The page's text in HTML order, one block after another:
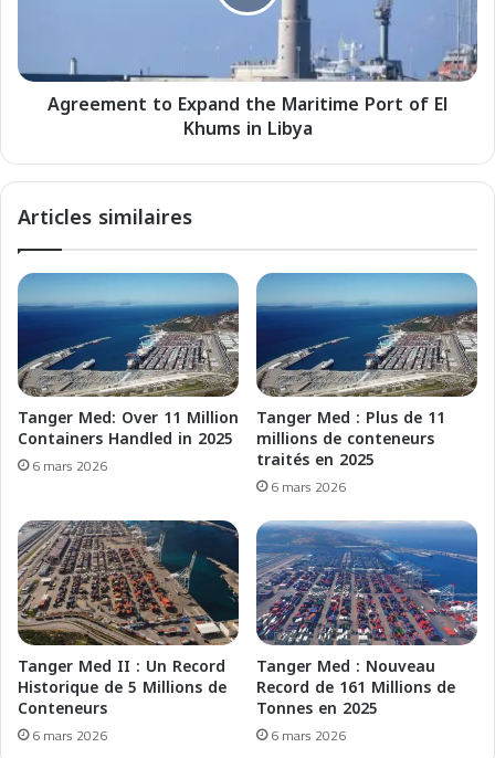
e
:
s
a
g
n
e
T
u
r
q
u
e
,
M
a
r
o
c
c
o
n
t
x
a
t
h
e
M
a
t
i
e
P
o
r
t
o
f
E
l
K
Agreement to Expand the Maritime Port of El
Khums in Libya
Articles similaires
Tanger Med: Over 11 Million
Containers Handled in 2025
6 mars 2026
Tanger Med : Plus de 11
millions de conteneurs
traités en 2025
6 mars 2026
Tanger Med II : Un Record
Historique de 5 Millions de
Conteneurs
6 mars 2026
Tanger Med : Nouveau
Record de 161 Millions de
Tonnes en 2025
6 mars 2026